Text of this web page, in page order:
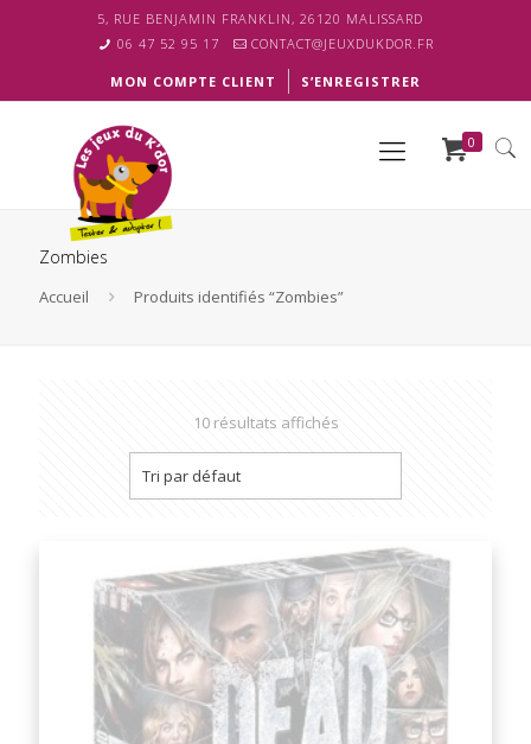
5, RUE BENJAMIN FRANKLIN, 26120 MALISSARD
06 47 52 95 17
CONTACT@JEUXDUKDOR.FR
MON COMPTE CLIENT S’ENREGISTRER
0
Zombies
Accueil Produits identifiés “Zombies”
10 résultats affichés